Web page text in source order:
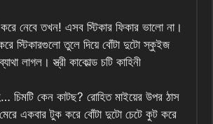
নেবে তখন! এসব স্টিকার ফিকার ভালো না।
স্টিকারগুলো তুলে দিয়ে বোঁটা দুটো স্কুইজ
লাগল। স্ত্রী কাকোল্ড চটি কাহিনী
কেন কাটছ? রোহিত মাইয়ের উপর ঠাস
একবার টুক করে বোঁটা দুটো চেটে কুট করে